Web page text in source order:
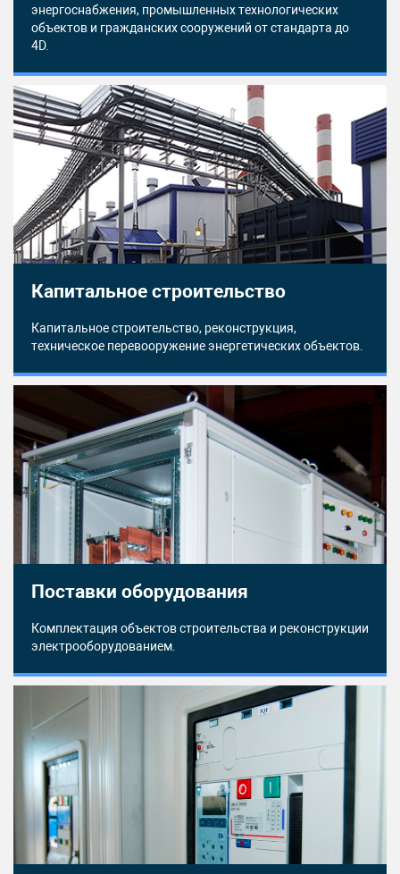
энергоснабжения, промышленных технологических
объектов и гражданских сооружений от стандарта до
4D.
Капитальное строительство
Капитальное строительство, реконструкция,
техническое перевооружение энергетических объектов.
Поставки оборудования
Комплектация объектов строительства и реконструкции
электрооборудованием.